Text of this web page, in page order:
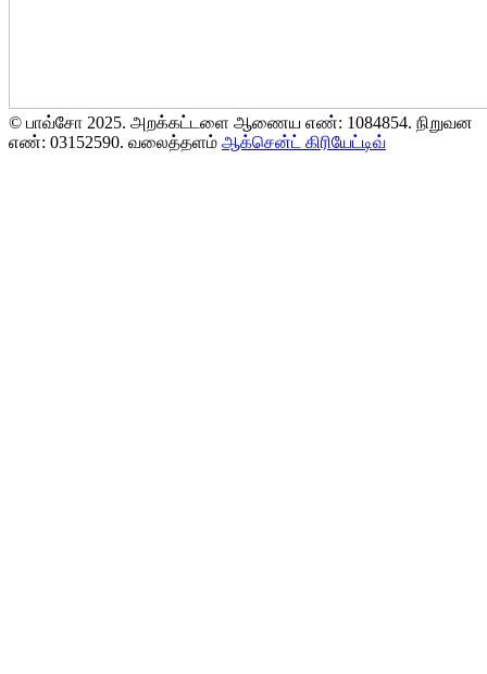
© பாவ்சோ 2025. அறக்கட்டளை ஆணைய எண்: 1084854. நிறுவன
எண்: 03152590. வலைத்தளம் ஆக்சென்ட் கிரியேட்டிவ்